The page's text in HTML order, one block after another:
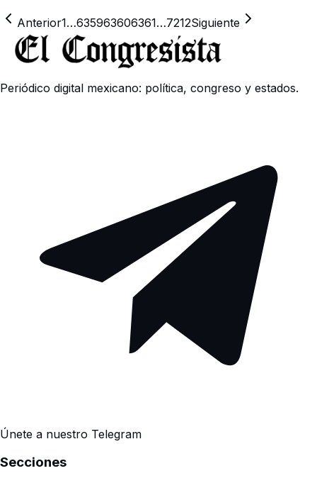
Anterior1…635963606361…7212Siguiente
Periódico digital mexicano: política, congreso y estados.
Únete a nuestro Telegram
Secciones